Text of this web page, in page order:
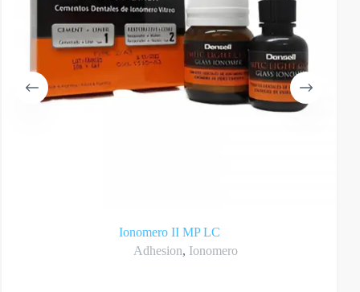
Ionomero II MP LC
Adhesion, Ionomero